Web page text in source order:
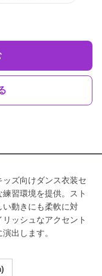
ズ向けダンス衣装セ
習環境を提供。スト
い動きにも柔軟に対
ッシュなアクセント
出します。